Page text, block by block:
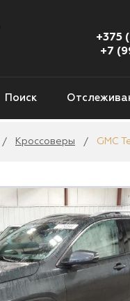
+375
+7
49
Поиск
/ Кроссоверы / GMC